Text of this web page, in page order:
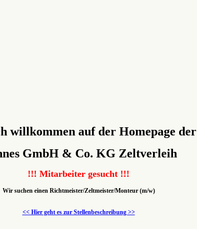
willkommen auf der Homepage der
GmbH & Co. KG Zeltverleih
!!! Mitarbeiter gesucht !!!
Wir suchen einen Richtmeister/Zeltmeister/Monteur (m/w)
<< Hier geht es zur Stellenbeschreibung >>